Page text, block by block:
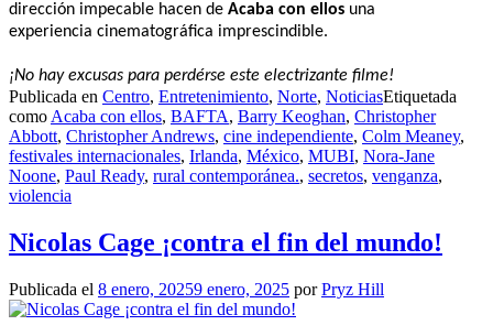
dirección impecable hacen de Acaba con ellos una
experiencia cinematográfica imprescindible.
¡No hay excusas para perdérse este electrizante filme!
Publicada en Centro, Entretenimiento, Norte, NoticiasEtiquetada
comoAcaba con ellos, BAFTA, Barry Keoghan, Christopher
Abbott, Christopher Andrews, cine independiente, Colm Meaney,
festivales internacionales, Irlanda, México, MUBI, Nora-Jane
Noone, Paul Ready, rural contemporánea., secretos, venganza,
violencia
Nicolas Cage ¡contra el fin del mundo!
Publicada el 8 enero, 20259 enero, 2025 porPryz Hill